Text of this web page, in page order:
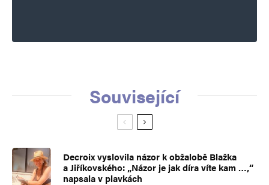
Související
Decroix vyslovila názor k obžalobě Blažka
a Jiříkovského: „Názor je jak díra víte kam …,“
napsala v plavkách